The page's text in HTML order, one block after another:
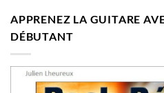
était : est :
APPRENEZ LA GUITARE
DÉBUTANT